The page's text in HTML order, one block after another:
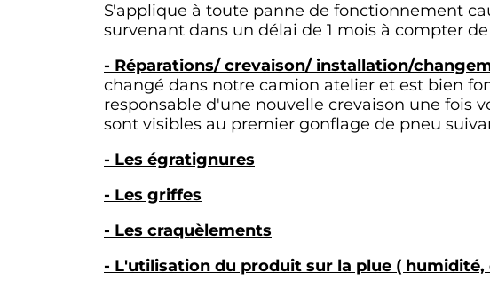
S'applique à toute panne de fonctionnement
survenant dans un délai de 1 mois à compter
- Réparations/ crevaison/ installation/
changé dans notre camion atelier et est bien
responsable d'une nouvelle crevaison une
sont visibles au premier gonflage de pneu
- Les égratignures
- Les griffes
- Les craquèlements
- L'utilisation du produit sur la plue ( humidité,